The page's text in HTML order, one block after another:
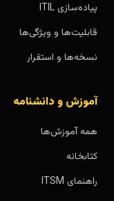
پیاده‌سازی ITIL
قابلیت‌ها و ویژگی‌ها
نسخه‌ها و استقرار
آموزش و دانشنامه
همه آموزش‌ها
کتابخانه
راهنمای ITSM